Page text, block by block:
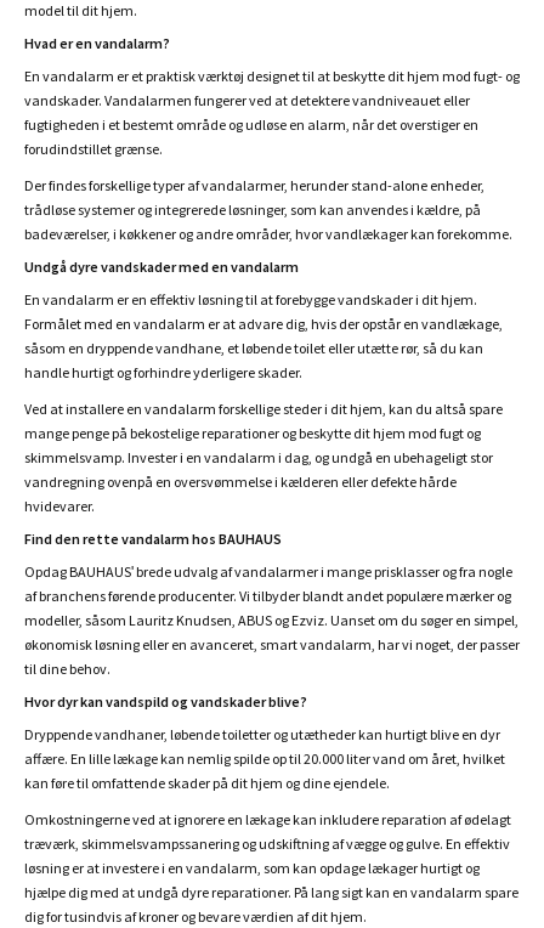
model til dit hjem.
Hvad er en vandalarm?
En vandalarm er et praktisk værktøj designet til at beskytte dit hjem mod fugt- og
vandskader. Vandalarmen fungerer ved at detektere vandniveauet eller
fugtigheden i et bestemt område og udløse en alarm, når det overstiger en
forudindstillet grænse.
Der findes forskellige typer af vandalarmer, herunder stand-alone enheder,
trådløse systemer og integrerede løsninger, som kan anvendes i kældre, på
badeværelser, i køkkener og andre områder, hvor vandlækager kan forekomme.
Undgå dyre vandskader med en vandalarm
En vandalarm er en effektiv løsning til at forebygge vandskader i dit hjem.
Formålet med en vandalarm er at advare dig, hvis der opstår en vandlækage,
såsom en dryppende vandhane, et løbende toilet eller utætte rør, så du kan
handle hurtigt og forhindre yderligere skader.
Ved at installere en vandalarm forskellige steder i dit hjem, kan du altså spare
mange penge på bekostelige reparationer og beskytte dit hjem mod fugt og
skimmelsvamp. Invester i en vandalarm i dag, og undgå en ubehageligt stor
vandregning ovenpå en oversvømmelse i kælderen eller defekte hårde
hvidevarer.
Find den rette vandalarm hos BAUHAUS
Opdag BAUHAUS' brede udvalg af vandalarmer i mange prisklasser og fra nogle
af branchens førende producenter. Vi tilbyder blandt andet populære mærker og
modeller, såsom Lauritz Knudsen, ABUS og Ezviz. Uanset om du søger en simpel,
økonomisk løsning eller en avanceret, smart vandalarm, har vi noget, der passer
til dine behov.
Hvor dyr kan vandspild og vandskader blive?
Dryppende vandhaner, løbende toiletter og utætheder kan hurtigt blive en dyr
affære. En lille lækage kan nemlig spilde op til 20.000 liter vand om året, hvilket
kan føre til omfattende skader på dit hjem og dine ejendele.
Omkostningerne ved at ignorere en lækage kan inkludere reparation af ødelagt
træværk, skimmelsvampssanering og udskiftning af vægge og gulve. En effektiv
løsning er at investere i en vandalarm, som kan opdage lækager hurtigt og
hjælpe dig med at undgå dyre reparationer. På lang sigt kan en vandalarm spare
dig for tusindvis af kroner og bevare værdien af dit hjem.